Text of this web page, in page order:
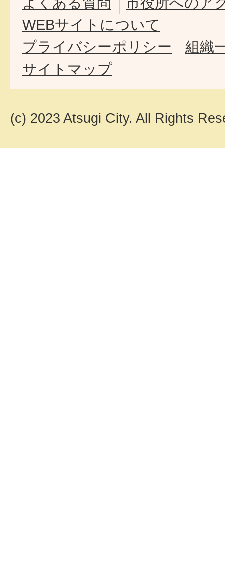
WEBサイトについて
プライバシーポリシー
組織
サイトマップ
(c) 2023 Atsugi City. All Rights